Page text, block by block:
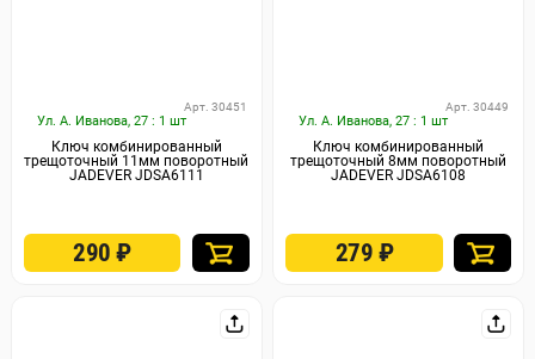
Ул. А. Иванова, 27 : 1 шт
Арт. 30451
Ключ комбинированный
трещоточный 11мм поворотный
JADEVER JDSA6111
290₽
Ул. А. Иванова, 27 : 1 шт
Арт. 30449
Ключ комбинированный
трещоточный 8мм поворотный
JADEVER JDSA6108
279 ₽